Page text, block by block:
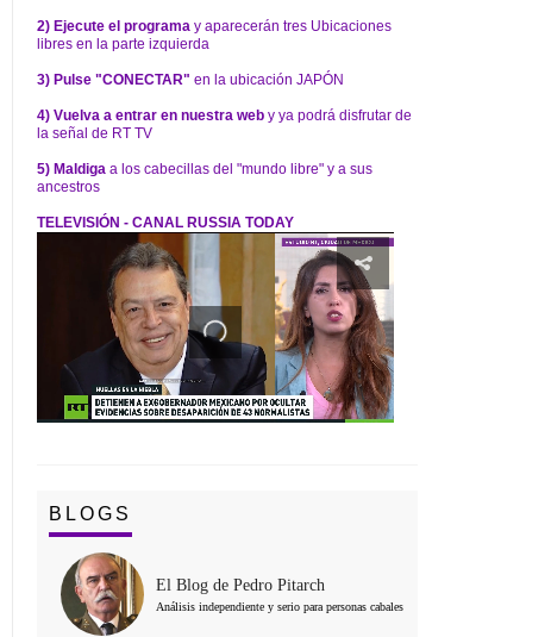
2) Ejecute el programa y aparecerán tres Ubicaciones
libres en la parte izquierda
3) Pulse "CONECTAR" en la ubicación JAPÓN
4) Vuelva a entrar en nuestra web y ya podrá disfrutar de
la señal de RT TV
5) Maldiga a los cabecillas del "mundo libre" y a sus
ancestros
TELEVISIÓN - CANAL RUSSIA TODAY
BLOGS
El Blog de Pedro Pitarch
Análisis independiente y serio para personas cabales